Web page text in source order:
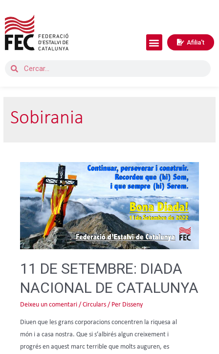
Afilia't
Sobirania
11 DE SETEMBRE: DIADA
NACIONAL DE CATALUNYA
Deixeu un comentari /Circulars / Per Disseny
Diuen que les grans corporacions concentren la riquesa al
món i a casa nostra. Que si s’albirés algun creixement i
progrés en aquest marc terrible que molts auguren, es